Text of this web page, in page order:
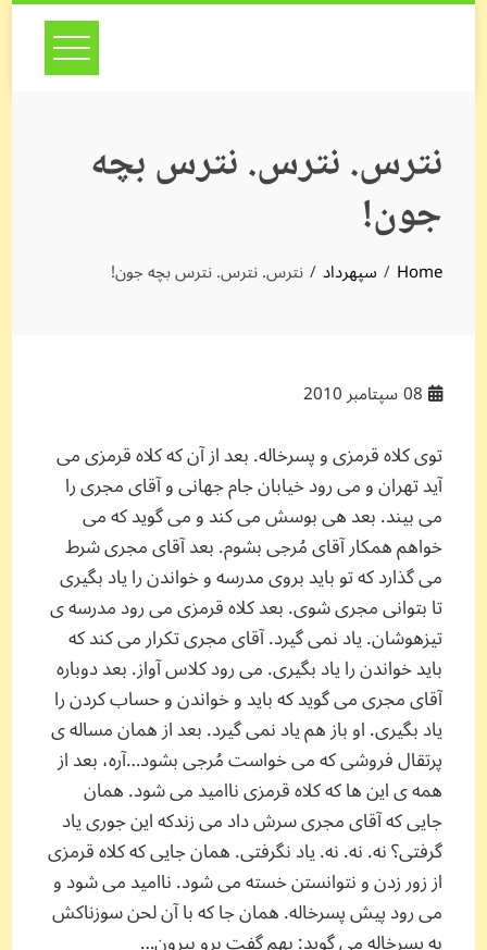
Skip
نترس. نترس. نترس بچه
جون!
Home سپهرداد نترس. نترس. نترس بچه جون!
08سپتامبر 2010
توی کلاه قرمزی و پسرخاله. بعد از آن که کلاه قرمزی می
آید تهران و می رود خیابان جام جهانی و آقای مجری را
می بیند. بعد هی بوسش می کند و می گوید که می
خواهم همکار آقای مُرجی بشوم. بعد آقای مجری شرط
می گذارد که تو باید بروی مدرسه و خواندن را یاد بگیری
تا بتوانی مجری شوی. بعد کلاه قرمزی می رود مدرسه ی
تیزهوشان. یاد نمی گیرد. آقای مجری تکرار می کند که
باید خواندن را یاد بگیری. می رود کلاس آواز. بعد دوباره
آقای مجری می گوید که باید و خواندن و حساب کردن را
یاد بگیری. او باز هم یاد نمی گیرد. بعد از همان مساله ی
پرتقال فروشی که می خواست مُرجی بشود…آره، بعد از
همه ی این ها که کلاه قرمزی ناامید می شود. همان
جایی که آقای مجری سرش داد می زندکه این جوری یاد
گرفتی؟ نه. نه. نه. یاد نگرفتی. همان جایی که کلاه قرمزی
از زور زدن و نتوانستن خسته می شود. ناامید می شود و
می رود پیش پسرخاله. همان جا که با آن لحن سوزناکش